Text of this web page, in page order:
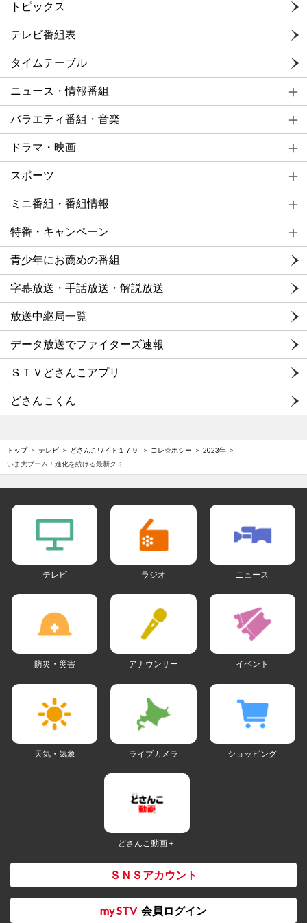
トピックス
テレビ番組表
タイムテーブル
ニュース・情報番組
バラエティ番組・音楽
ドラマ・映画
スポーツ
ミニ番組・番組情報
特番・キャンペーン
青少年にお薦めの番組
字幕放送・手話放送・解説放送
放送中継局一覧
データ放送でファイターズ速報
ＳＴＶどさんこアプリ
どさんこくん
トップ テレビ どさんこワイド１７９ コレ☆ホシー
2023年
いま大ブーム！進化を続ける最新グミ
テレビ ラジオ ニュース
防災・災害 アナウンサー イベント
天気・気象 ライブカメラ ショッピング
どさんこ動画＋
ＳＮＳアカウント
my STV 会員ログイン